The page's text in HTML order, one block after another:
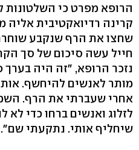
הרופא מפרט כי השלטונות
קרינה רדיואקטיבית אליה
שחצו את הרף שנקבע
חייל עשה סיכום של סך
מותר לאנשים להיחשף.
אחרי שעברתי את הרף.
לזלוג ואנשים ברחו כדי
שיחליף אותי. נתקעתי שם".